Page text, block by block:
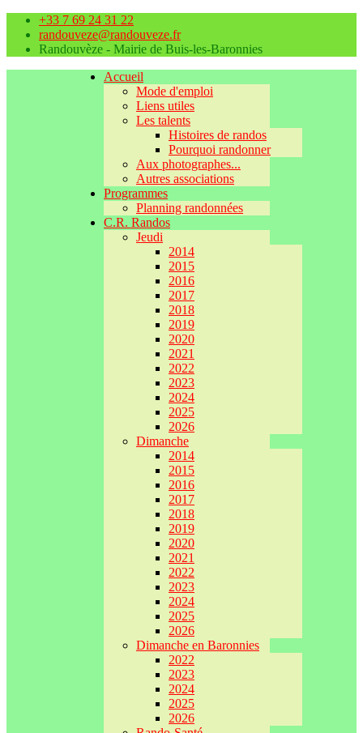
+33 7 69 24 31 22
randouveze@randouveze.fr
Randouvèze - Mairie de Buis-les-Baronnies
Accueil
Mode d'emploi
Liens utiles
Les talents
Histoires de randos
Pourquoi randonner
Aux photographes...
Autres associations
Programmes
Planning randonnées
C.R. Randos
Jeudi
2014
2015
2016
2017
2018
2019
2020
2021
2022
2023
2024
2025
2026
Dimanche
2014
2015
2016
2017
2018
2019
2020
2021
2022
2023
2024
2025
2026
Dimanche en Baronnies
2022
2023
2024
2025
2026